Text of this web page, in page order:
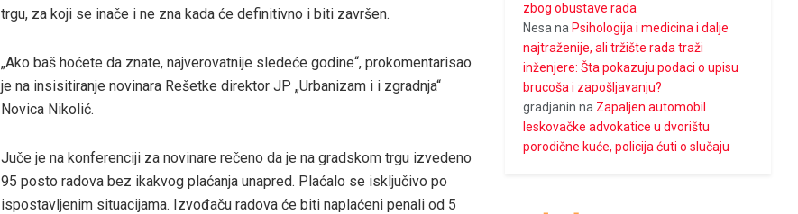
trgu, za koji se inače i ne zna kada će definitivno i biti završen.
„Ako baš hoćete da znate, najverovatnije sledeće godine“, prokomentarisao
je na insisitiranje novinara Rešetke direktor JP „Urbanizam i i zgradnja“
Novica Nikolić.
Juče je na konferenciji za novinare rečeno da je na gradskom trgu izvedeno
95 posto radova bez ikakvog plaćanja unapred. Plaćalo se isključivo po
ispostavljenim situacijama. Izvođaču radova će biti naplaćeni penali od 5
zbog obustave rada
Nesana Psihologija i medicina i dalje
najtraženije, ali tržište rada traži
inženjere: Šta pokazuju podaci o upisu
brucoša i zapošljavanju?
gradjanin na Zapaljen automobil
leskovačke advokatice u dvorištu
porodične kuće, policija ćuti o slučaju